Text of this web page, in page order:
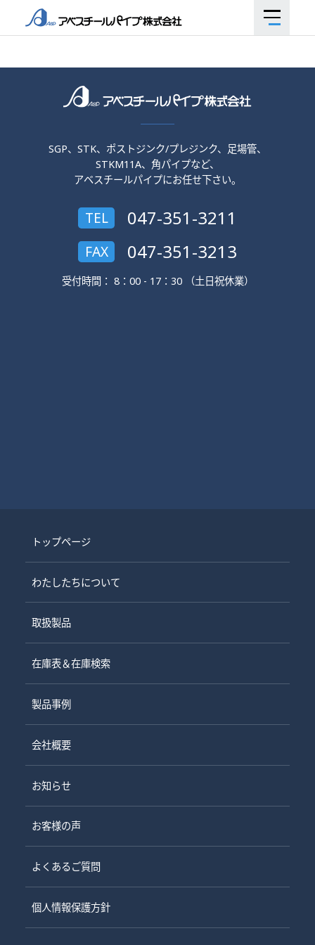
SGP、STK、ポストジンク/プレジンク、足場管、
STKM11A、角パイプなど、
アベスチールパイプにお任せ下さい。
TEL 047-351-3211
FAX 047-351-3213
受付時間： 8：00 - 17：30 （土日祝休業）
トップページ
わたしたちについて
取扱製品
在庫表＆在庫検索
製品事例
会社概要
お知らせ
お客様の声
よくあるご質問
個人情報保護方針